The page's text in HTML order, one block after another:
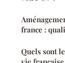
france :
Quels sont